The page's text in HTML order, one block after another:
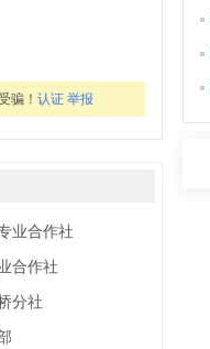
骗！ 认证 举报
业合作社
合作社
分社